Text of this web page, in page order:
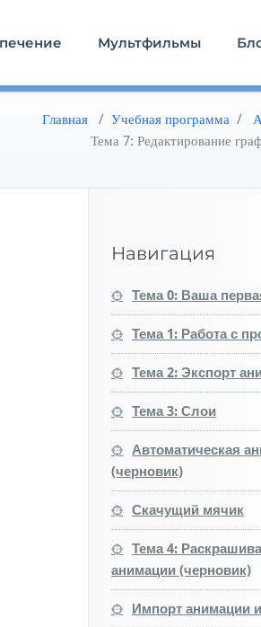
Мультфильмы
Главная / Учебная программа /
Тема 7: Редактирование
Навигация
Тема 0: Ваша
Тема 1: Работа с
Тема 2: Экспорт
Тема 3: Слои
Автоматическая
(черновик)
Скачущий мячик
Тема 4:
анимации (черновик)
Импорт анимации